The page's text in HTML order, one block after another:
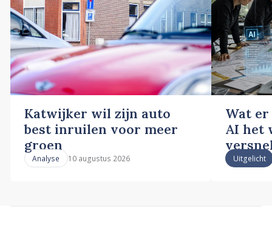
Katwijker wil zijn auto
best inruilen voor meer
groen
Analyse 10 augustus 2026
Wat
AI het
Uitgelicht